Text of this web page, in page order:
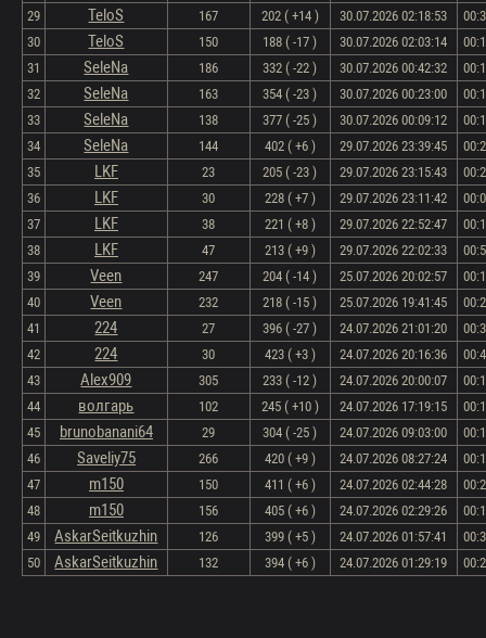
29
TeloS 167 202 ( +14 ) 30.07.2026 02:18:53
30
TeloS 150 188 ( -17 ) 30.07.2026 02:03:14
31
SeleNa 186 332 ( -22 ) 30.07.2026 00:42:32
32
SeleNa 163 354 ( -23 ) 30.07.2026 00:23:00
33
SeleNa 138 377 ( -25 ) 30.07.2026 00:09:12
34
SeleNa 144 402 ( +6 ) 29.07.2026 23:39:45
35
LKF 23 205 ( -23 ) 29.07.2026 23:15:43
36
LKF 30 228 ( +7 ) 29.07.2026 23:11:42
37
LKF 38 221 ( +8 ) 29.07.2026 22:52:47
38
LKF 47 213 ( +9 ) 29.07.2026 22:02:33
39
Veen 247 204 ( -14 ) 25.07.2026 20:02:57
40
Veen 232 218 ( -15 ) 25.07.2026 19:41:45
41
224 27 396 ( -27 ) 24.07.2026 21:01:20
42
224 30 423 ( +3 ) 24.07.2026 20:16:36
43
Alex909 305 233 ( -12 ) 24.07.2026 20:00:07
44
волгарь 102 245 ( +10 ) 24.07.2026 17:19:15
45
brunobanani64 29 304 ( -25 ) 24.07.2026 09:03:00
46
Saveliy75 266 420 ( +9 ) 24.07.2026 08:27:24
47
m150 150 411 ( +6 ) 24.07.2026 02:44:28
48
m150 156 405 ( +6 ) 24.07.2026 02:29:26
49
AskarSeitkuzhin 126 399 ( +5 ) 24.07.2026 01:57:41
50
AskarSeitkuzhin 132 394 ( +6 ) 24.07.2026 01:29:19